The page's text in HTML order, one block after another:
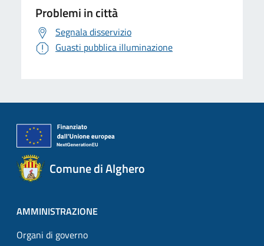
Problemi in città
Segnala disservizio
Guasti pubblica illuminazione
Comune di Alghero
AMMINISTRAZIONE
Organi di governo